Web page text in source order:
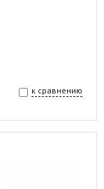
к сравнению